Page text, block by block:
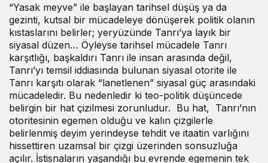
“Yasak meyve” ile başlayan tarihsel düşüş ya da
gezinti, kutsal bir mücadeleye dönüşerek politik olanın
kıstaslarını belirler; yeryüzünde Tanrı’ya layık bir
siyasal düzen… Öyleyse tarihsel mücadele Tanrı
karşıtlığı, başkaldırı Tanrı ile insan arasında değil,
Tanrı’yı temsil iddiasında bulunan siyasal otorite ile
Tanrı karşıtı olarak “lanetlenen” siyasal güç arasındaki
mücadeledir. Bu nedenledir ki teo-politik düşüncede
belirgin bir hat çizilmesi zorunludur. Bu hat, Tanrı’nın
otoritesinin egemen olduğu ve kalın çizgilerle
belirlenmiş deyim yerindeyse tehdit ve itaatin varlığını
hissettiren uzamsal bir çizgi üzerinden sonsuzluğa
açılır. İstisnaların yaşandığı bu evrende egemenin tek